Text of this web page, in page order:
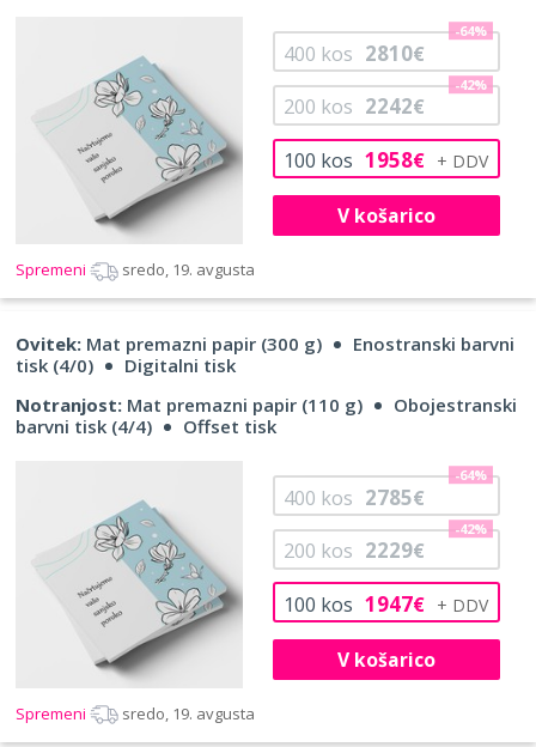
100 kos 1958€
200 kos 2242€
-42%
400 kos 2810€
-64%
V košarico
Spremeni sredo, 19. avgusta
Ovitek: Mat premazni papir (300 g)
Enostranski barvni
tisk (4/0)
Digitalni tisk
Notranjost: Mat premazni papir (110 g)
Obojestranski
barvni tisk (4/4)
Offset tisk
100 kos 1947€
200 kos 2229€
-42%
400 kos 2785€
-64%
V košarico
Spremeni sredo, 19. avgusta